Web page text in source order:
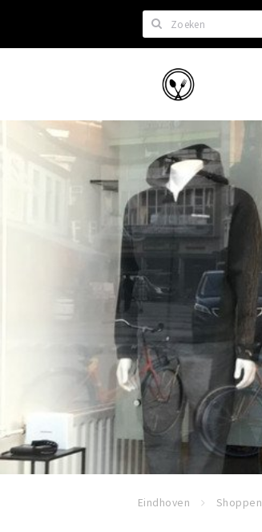
Zoeken
Eindhoven
Eindhoven Shoppen